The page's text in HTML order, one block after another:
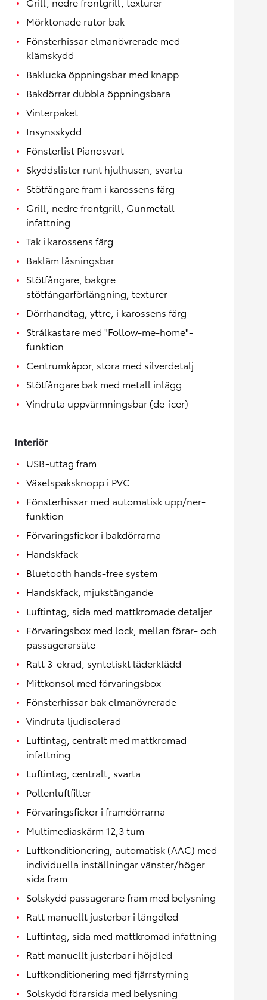
Mörktonade rutor bak
Fönsterhissar elmanövrerade med
klämskydd
Baklucka öppningsbar med knapp
Bakdörrar dubbla öppningsbara
Vinterpaket
Insynsskydd
Fönsterlist Pianosvart
Skyddslister runt hjulhusen, svarta
Stötfångare fram i karossens färg
Grill, nedre frontgrill, Gunmetall
infattning
Tak i karossens färg
Bakläm låsningsbar
Stötfångare, bakgre
stötfångarförlängning, texturer
Dörrhandtag, yttre, i karossens färg
Strålkastare med "Follow-me-home"-
funktion
Centrumkåpor, stora med silverdetalj
Stötfångare bak med metall inlägg
Vindruta uppvärmningsbar (de-icer)
Interiör
USB-uttag fram
Växelspaksknopp i PVC
Fönsterhissar med automatisk upp/ner-
funktion
Förvaringsfickor i bakdörrarna
Handskfack
Bluetooth hands-free system
Handskfack, mjukstängande
Luftintag, sida med mattkromade detaljer
Förvaringsbox med lock, mellan förar- och
passagerarsäte
Ratt 3-ekrad, syntetiskt läderklädd
Mittkonsol med förvaringsbox
Fönsterhissar bak elmanövrerade
Vindruta ljudisolerad
Luftintag, centralt med mattkromad
infattning
Luftintag, centralt, svarta
Pollenluftfilter
Förvaringsfickor i framdörrarna
Multimediaskärm 12,3 tum
Luftkonditionering, automatisk (AAC) med
individuella inställningar vänster/höger
sida fram
Solskydd passagerare fram med belysning
Ratt manuellt justerbar i längdled
Luftintag, sida med mattkromad infattning
Ratt manuellt justerbar i höjdled
Luftkonditionering med fjärrstyrning
Solskydd förarsida med belysning